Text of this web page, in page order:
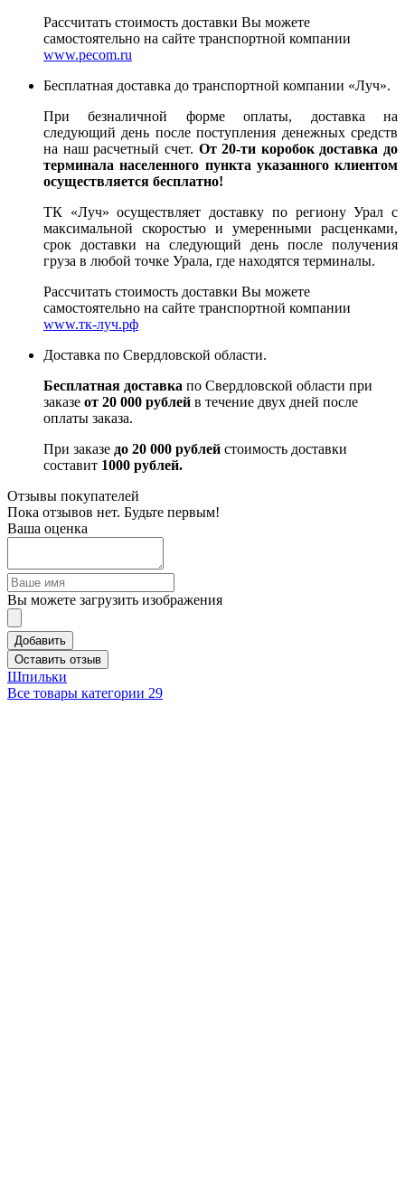
Рассчитать стоимость доставки Вы можете
самостоятельно на сайте транспортной компании
www.pecom.ru
Бесплатная доставка до транспортной компании «Луч».
При безналичной форме оплаты, доставка на
следующий день после поступления денежных средств
на наш расчетный счет. От 20-ти коробок доставка до
терминала населенного пункта указанного клиентом
осуществляется бесплатно!
ТК «Луч» осуществляет доставку по региону Урал с
максимальной скоростью и умеренными расценками,
срок доставки на следующий день после получения
груза в любой точке Урала, где находятся терминалы.
Рассчитать стоимость доставки Вы можете
самостоятельно на сайте транспортной компании
www.тк-луч.рф
Доставка по Свердловской области.
Бесплатная доставка по Свердловской области при
заказе от 20 000 рублей в течение двух дней после
оплаты заказа.
При заказе до 20 000 рублей стоимость доставки
составит 1000 рублей.
Отзывы покупателей
Пока отзывов нет. Будьте первым!
Ваша оценка
Вы можете загрузить изображения
Добавить
Оставить отзыв
Шпильки
Все товары категории 29